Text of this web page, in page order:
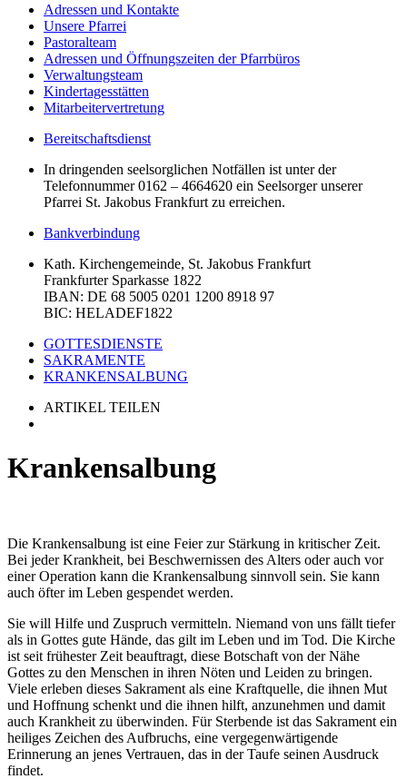
Adressen und Kontakte
Unsere Pfarrei
Pastoralteam
Adressen und Öffnungszeiten der Pfarrbüros
Verwaltungsteam
Kindertagesstätten
Mitarbeitervertretung
Bereitschaftsdienst
In dringenden seelsorglichen Notfällen ist unter der
Telefonnummer 0162 – 4664620 ein Seelsorger unserer
Pfarrei St. Jakobus Frankfurt zu erreichen.
Bankverbindung
Kath. Kirchengemeinde, St. Jakobus Frankfurt
Frankfurter Sparkasse 1822
IBAN: DE 68 5005 0201 1200 8918 97
BIC: HELADEF1822
GOTTESDIENSTE
SAKRAMENTE
KRANKENSALBUNG
ARTIKEL TEILEN
Krankensalbung
Die Krankensalbung ist eine Feier zur Stärkung in kritischer Zeit.
Bei jeder Krankheit, bei Beschwernissen des Alters oder auch vor
einer Operation kann die Krankensalbung sinnvoll sein. Sie kann
auch öfter im Leben gespendet werden.
Sie will Hilfe und Zuspruch vermitteln. Niemand von uns fällt tiefer
als in Gottes gute Hände, das gilt im Leben und im Tod. Die Kirche
ist seit frühester Zeit beauftragt, diese Botschaft von der Nähe
Gottes zu den Menschen in ihren Nöten und Leiden zu bringen.
Viele erleben dieses Sakrament als eine Kraftquelle, die ihnen Mut
und Hoffnung schenkt und die ihnen hilft, anzunehmen und damit
auch Krankheit zu überwinden. Für Sterbende ist das Sakrament ein
heiliges Zeichen des Aufbruchs, eine vergegenwärtigende
Erinnerung an jenes Vertrauen, das in der Taufe seinen Ausdruck
findet.